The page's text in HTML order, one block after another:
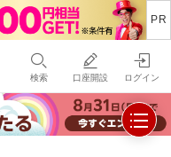
検索 口座開設 ログイン